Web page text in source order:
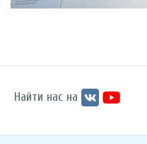
Найти нас на